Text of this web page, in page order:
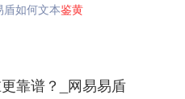
盾如何文本鉴黄
靠谱？_网易易盾